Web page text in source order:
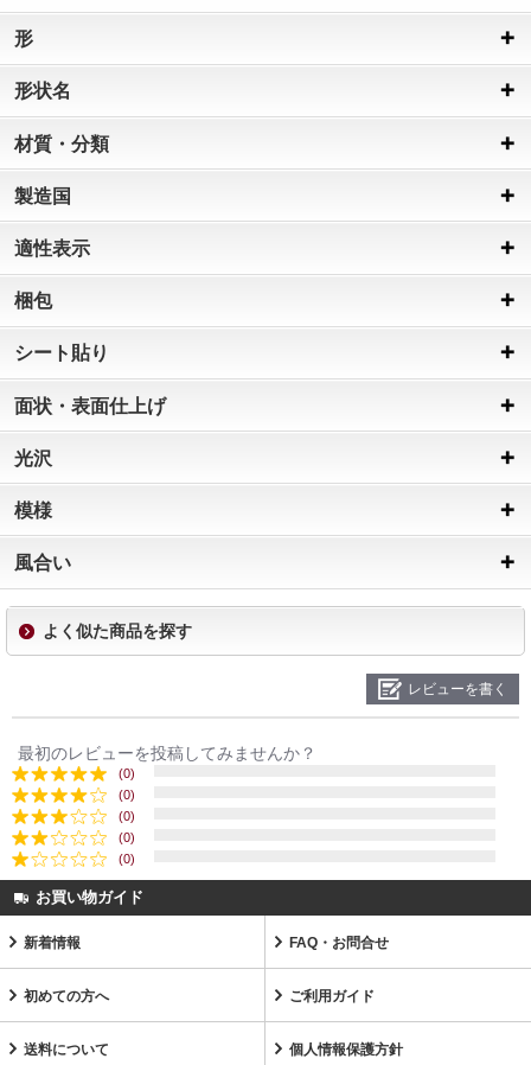
形
形状名
材質・分類
製造国
適性表示
梱包
シート貼り
面状・表面仕上げ
光沢
模様
風合い
よく似た商品を探す
レビューを書く
最初のレビューを投稿してみませんか？
(0)
(0)
(0)
(0)
(0)
お買い物ガイド
新着情報 FAQ・お問合せ
初めての方へ ご利用ガイド
送料について 個人情報保護方針